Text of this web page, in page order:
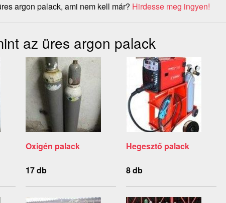
argon palack, ami nem kell már? Hirdesse meg ingyen!
az üres argon palack
Oxigén palack
17 db
Hegesztő palack
8 db